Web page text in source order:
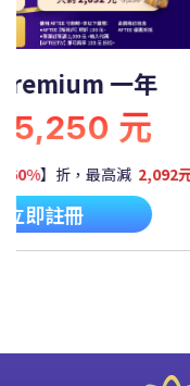
一年
元
】折，最高減2,092元
即註冊